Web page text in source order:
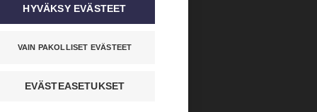
somessa
HYVÄKSY EVÄSTEET
VAIN PAKOLLISET EVÄSTEET
EVÄSTEASETUKSET